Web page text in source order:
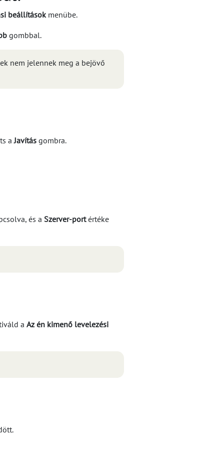
beállításokmenübe.
gombbal.
nem jelennek meg a bejövő
aJavítás gombra.
és a Szerver-portértéke
a Az én kimenő levelezési